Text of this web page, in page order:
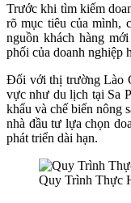
Trước khi tìm kiếm
rõ mục tiêu của mình,
nguồn khách hàng
phối của doanh nghiệp
Đối với thị trường Lào
vực như du lịch tại Sa
khẩu và chế biến nông
nhà đầu tư lựa chọn
phát triển dài hạn.
Quy Trình Thực